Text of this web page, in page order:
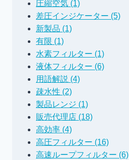
圧縮空気 (1)
差圧インジケーター (5)
新製品 (1)
有限 (1)
水素フィルター (1)
液体フィルター (6)
用語解説 (4)
疎水性 (2)
製品レンジ (1)
販売代理店 (18)
高効率 (4)
高圧フィルター (16)
高速ループフィルター (6)